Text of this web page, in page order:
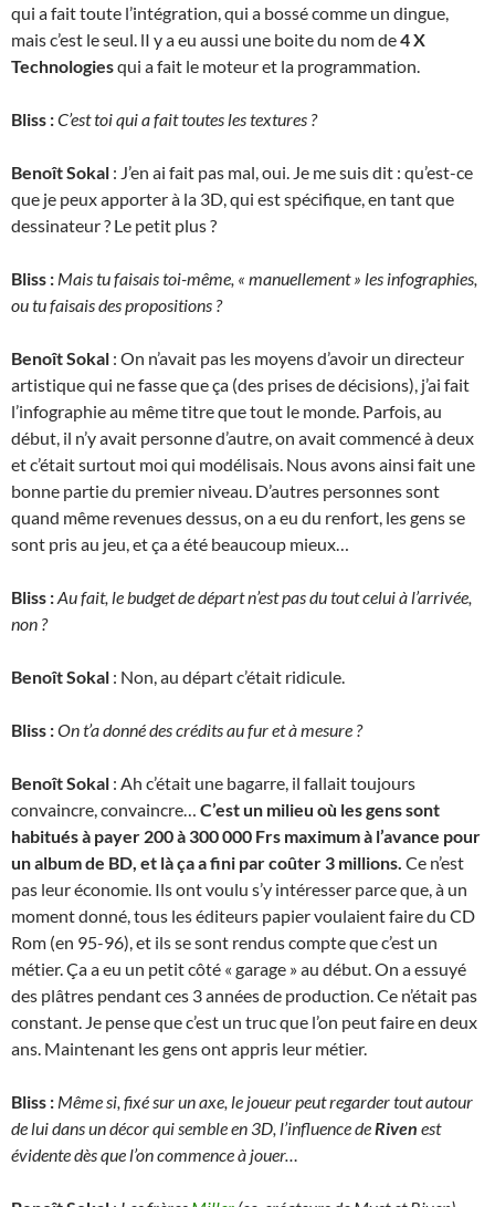
qui a fait toute l’intégration, qui a bossé comme un dingue,
mais c’est le seul. lI y a eu aussi une boite du nom de4 X
Technologiesqui a fait le moteur et la programmation.
Bliss :C’est toi qui a fait toutes les textures ?
Benoît Sokal : J’en ai fait pas mal, oui. Je me suis dit : qu’est-ce
que je peux apporter à la 3D, qui est spécifique, en tant que
dessinateur ? Le petit plus ?
Bliss : Mais tu faisais toi-même, « manuellement » les infographies,
ou tu faisais des propositions ?
Benoît Sokal : On n’avait pas les moyens d’avoir un directeur
artistique qui ne fasse que ça (des prises de décisions), j’ai fait
l’infographie au même titre que tout le monde. Parfois, au
début, il n’y avait personne d’autre, on avait commencé à deux
et c’était surtout moi qui modélisais. Nous avons ainsi fait une
bonne partie du premier niveau. D’autres personnes sont
quand même revenues dessus, on a eu du renfort, les gens se
sont pris au jeu, et ça a été beaucoup mieux…
Bliss :Au fait, le budget de départ n’est pas du tout celui à l’arrivée,
non ?
Benoît Sokal : Non, au départ c’était ridicule.
Bliss :On t’a donné des crédits au fur et à mesure ?
Benoît Sokal : Ah c’était une bagarre, il fallait toujours
convaincre, convaincre… C’est un milieu où les gens sont
habitués à payer 200 à 300 000 Frs maximum à l’avance pour
un album de BD, et là ça a fini par coûter 3 millions. Ce n’est
pas leur économie. Ils ont voulu s’y intéresser parce que, à un
moment donné, tous les éditeurs papier voulaient faire du CD
Rom (en 95-96), et ils se sont rendus compte que c’est un
métier. Ça a eu un petit côté « garage » au début. On a essuyé
des plâtres pendant ces 3 années de production. Ce n’était pas
constant. Je pense que c’est un truc que l’on peut faire en deux
ans. Maintenant les gens ont appris leur métier.
Bliss : Même si, fixé sur un axe, le joueur peut regarder tout autour
de lui dans un décor qui semble en 3D, l’influence deRiven est
évidente dès que l’on commence à jouer…